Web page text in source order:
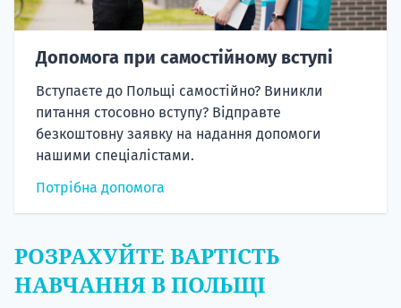
Допомога при самостійному вступі
Вступаєте до Польщі самостійно? Виникли
питання стосовно вступу? Відправте
безкоштовну заявку на надання допомоги
нашими спеціалістами.
Потрібна допомога
РОЗРАХУЙТЕ ВАРТІСТЬ
НАВЧАННЯ В ПОЛЬЩІ